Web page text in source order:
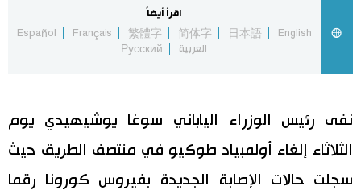
سياحة وسفر
اليابان في فيديو
مانغا وأنيمي
اقرأ أيضاً
English
日本語
简体字
繁體字
Français
Español
العربية
Русский
نفى رئيس الوزراء الياباني سوغا يوشيهيدي يوم
الثلاثاء إلغاء أولمبياد طوكيو في منتصف الطريق حيث
سجلت حالات الإصابة الجديدة بفيروس كورونا رقما